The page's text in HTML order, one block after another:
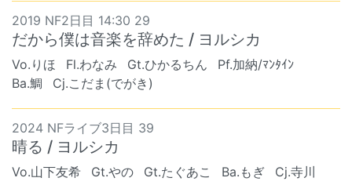
2019 NF2日目 14:30 29
だから僕は音楽を辞めた / ヨルシカ
Vo.りほ Fl.わなみ Gt.ひかるちん
Pf.加納/ﾏﾝﾀｲﾝ
Ba.鯛
Cj.こだま(でがき)
2024 NFライブ3日目 39
晴る / ヨルシカ
Vo.山下友希 Gt.やの Gt.たぐあこ Ba.もぎ Cj.寺川